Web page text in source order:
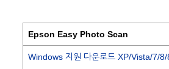
Epson Easy Photo Scan
Windows 지원 다운로드 XP/Vista/7/8/